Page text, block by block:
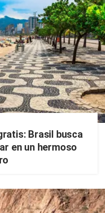
Brasil busca
en un hermoso